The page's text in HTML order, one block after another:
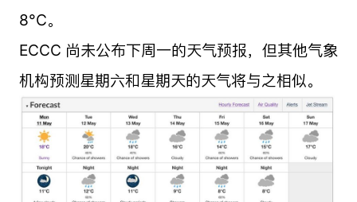
8°C。
ECCC 尚未公布下周一的天气预报，但其他气象
机构预测星期六和星期天的天气将与之相似。